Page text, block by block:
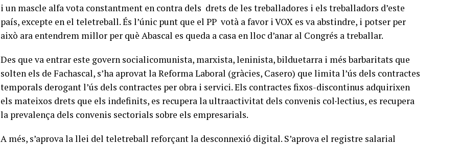
i un mascle alfa vota constantment en contra dels drets de les treballadores i els treballadors d’este
país, excepte en el teletreball. És l’únic punt que el PP votà a favor i VOX es va abstindre, i potser per
això ara entendrem millor per què Abascal es queda a casa en lloc d’anar al Congrés a treballar.
Des que va entrar este govern socialicomunista, marxista, leninista, bilduetarra i més barbaritats que
solten els de Fachascal, s’ha aprovat la Reforma Laboral (gràcies, Casero) que limita l’ús dels contractes
temporals derogant l’ús dels contractes per obra i servici. Els contractes fixos-discontinus adquirixen
els mateixos drets que els indefinits, es recupera la ultraactivitat dels convenis col·lectius, es recupera
la prevalença dels convenis sectorials sobre els empresarials.
A més, s’aprova la llei del teletreball reforçant la desconnexió digital. S’aprova el registre salarial